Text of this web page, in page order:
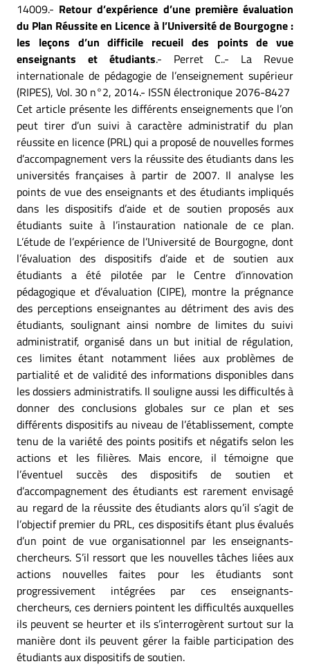
14009.- Retour d’expérience d’une première évaluation
du Plan Réussite en Licence à l’Université de Bourgogne :
les leçons d’un difficile recueil des points de vue
enseignants et étudiants.- Perret C..- La Revue
internationale de pédagogie de l’enseignement supérieur
(RIPES), Vol. 30 n°2, 2014.- ISSN électronique 2076-8427
Cet article présente les différents enseignements que l’on
peut tirer d’un suivi à caractère administratif du plan
réussite en licence (PRL) qui a proposé de nouvelles formes
d’accompagnement vers la réussite des étudiants dans les
universités françaises à partir de 2007. Il analyse les
points de vue des enseignants et des étudiants impliqués
dans les dispositifs d’aide et de soutien proposés aux
étudiants suite à l’instauration nationale de ce plan.
L’étude de l’expérience de l’Université de Bourgogne, dont
l’évaluation des dispositifs d’aide et de soutien aux
étudiants a été pilotée par le Centre d’innovation
pédagogique et d’évaluation (CIPE), montre la prégnance
des perceptions enseignantes au détriment des avis des
étudiants, soulignant ainsi nombre de limites du suivi
administratif, organisé dans un but initial de régulation,
ces limites étant notamment liées aux problèmes de
partialité et de validité des informations disponibles dans
les dossiers administratifs. Il souligne aussi les difficultés à
donner des conclusions globales sur ce plan et ses
différents dispositifs au niveau de l’établissement, compte
tenu de la variété des points positifs et négatifs selon les
actions et les filières. Mais encore, il témoigne que
l’éventuel succès des dispositifs de soutien et
d’accompagnement des étudiants est rarement envisagé
au regard de la réussite des étudiants alors qu’il s’agit de
l’objectif premier du PRL, ces dispositifs étant plus évalués
d’un point de vue organisationnel par les enseignants-
chercheurs. S’il ressort que les nouvelles tâches liées aux
actions nouvelles faites pour les étudiants sont
progressivement intégrées par ces enseignants-
chercheurs, ces derniers pointent les difficultés auxquelles
ils peuvent se heurter et ils s’interrogèrent surtout sur la
manière dont ils peuvent gérer la faible participation des
étudiants aux dispositifs de soutien.